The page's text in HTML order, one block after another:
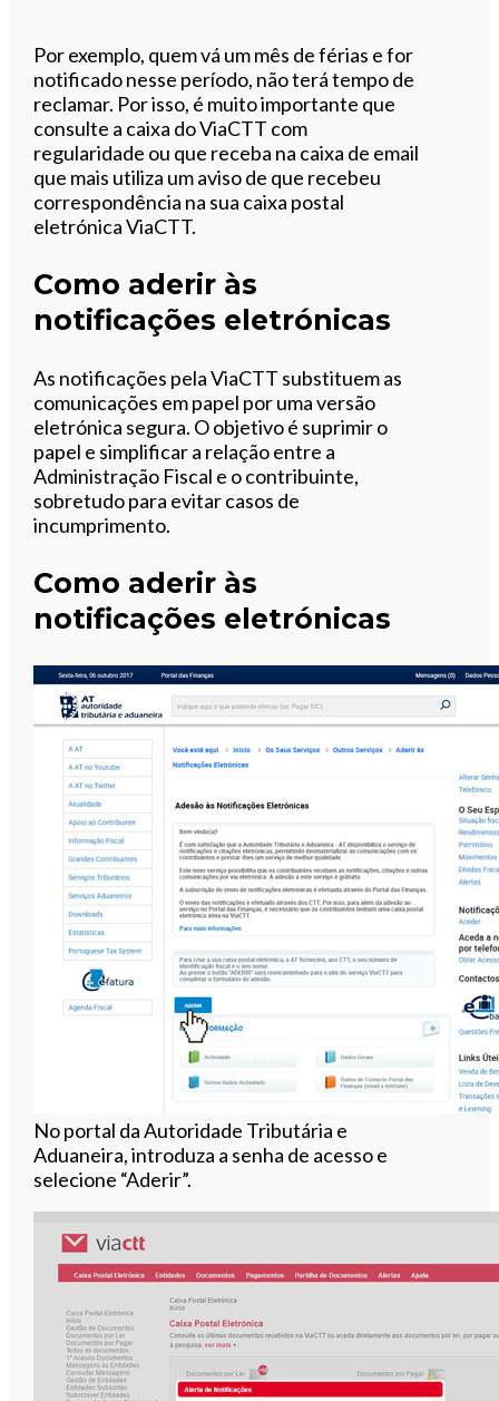
Por exemplo, quem vá um mês de férias e for
notificado nesse período, não terá tempo de
reclamar. Por isso, é muito importante que
consulte a caixa do ViaCTT com
regularidade ou que receba na caixa de email
que mais utiliza um aviso de que recebeu
correspondência na sua caixa postal
eletrónica ViaCTT.
Como aderir às
notificações eletrónicas
As notificações pela ViaCTT substituem as
comunicações em papel por uma versão
eletrónica segura. O objetivo é suprimir o
papel e simplificar a relação entre a
Administração Fiscal e o contribuinte,
sobretudo para evitar casos de
incumprimento.
Como aderir às
notificações eletrónicas
No portal da Autoridade Tributária e
Aduaneira, introduza a senha de acesso e
selecione “Aderir”.